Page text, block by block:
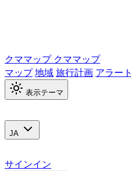
クママップ クママップ
マップ地域旅行計画 アラート
表示テーマ
JA
サインイン